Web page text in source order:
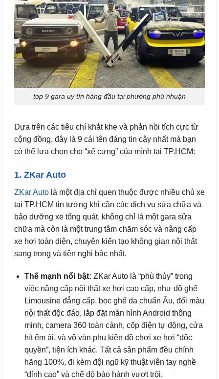
top 9 gara uy tín hàng đầu tại phường phú nhuận
Dựa trên các tiêu chí khắt khe và phản hồi tích cực từ
cộng đồng, đây là 9 cái tên đáng tin cậy nhất mà bạn
có thể lựa chọn cho “xế cưng” của mình tại TP.HCM:
1. ZKar Auto
ZKar Auto là một địa chỉ quen thuộc được nhiều chủ xe
tại TP.HCM tin tưởng khi cần các dịch vụ sửa chữa và
bảo dưỡng xe tổng quát, không chỉ là một gara sửa
chữa mà còn là một trung tâm chăm sóc và nâng cấp
xe hơi toàn diện, chuyên kiến tạo không gian nội thất
sang trọng và tiện nghi bậc nhất.
Thế mạnh nổi bật: ZKar Auto là “phù thủy” trong
việc nâng cấp nội thất xe hơi cao cấp, như độ ghế
Limousine đẳng cấp, bọc ghế da chuẩn Âu, đổi màu
nội thất độc đáo, lắp đặt màn hình Android thông
minh, camera 360 toàn cảnh, cốp điện tự động, cửa
hít êm ái, và vô vàn phụ kiện đồ chơi xe hơi “độc
quyền”, tiện ích khác. Tất cả sản phẩm đều chính
hãng 100%, đi kèm đội ngũ kỹ thuật viên tay nghề
“đỉnh cao” và chế độ bảo hành vượt trội.